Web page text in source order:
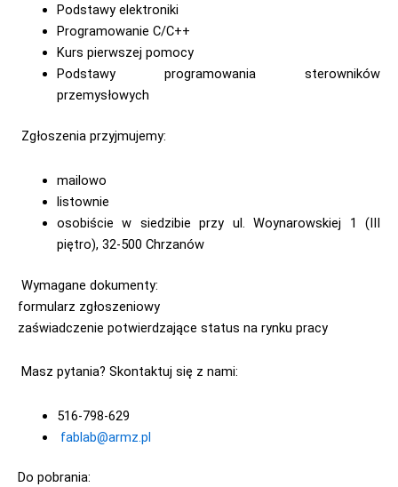
Podstawy elektroniki
Programowanie C/C++
Kurs pierwszej pomocy
Podstawy programowania sterowników
przemysłowych
Zgłoszenia przyjmujemy:
mailowo
listownie
osobiście w siedzibie przy ul. Woynarowskiej 1 (III
piętro), 32-500 Chrzanów
Wymagane dokumenty:
formularz zgłoszeniowy
zaświadczenie potwierdzające status na rynku pracy
Masz pytania? Skontaktuj się z nami:
516-798-629
fablab@armz.pl
Do pobrania: